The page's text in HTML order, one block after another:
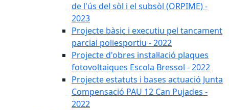
de l'ús del sòl i el subsòl (ORPIME) -
2023
Projecte bàsic i executiu pel tancament
parcial poliesportiu - 2022
Projecte d'obres instal·lació plaques
fotovoltaiques Escola Bressol - 2022
Projecte estatuts i bases actuació Junta
Compensació PAU 12 Can Pujades -
2022